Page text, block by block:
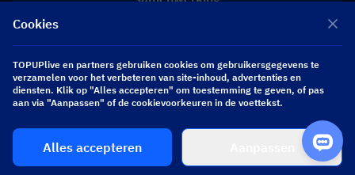
[email protected]
Volg ons
Copyright 2026 SEA WHALE TECHNOLOGY PTE.LTD. All Rights Reserved.
Cookies
TOPUPlive en partners gebruiken cookies om gebruikersgegevens te
verzamelen voor het verbeteren van site-inhoud, advertenties en
diensten. Klik op "Alles accepteren" om toestemming te geven, of pas
aan via "Aanpassen" of de cookievoorkeuren in de voettekst.
Alles accepteren